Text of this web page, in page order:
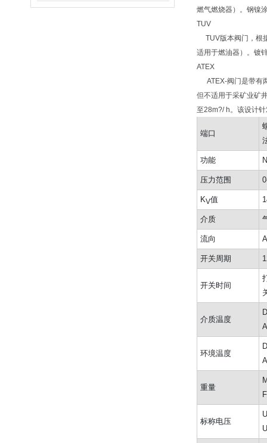
燃气燃烧器）。钢镍
TUV
TUV版本阀门，根
适用于燃油器）。镀
ATEX
ATEX-阀门是带有
但不适用于采矿业矿
至28m?/ h。该设计
端口
功能
压力范围
KV值
介质
流向
开关周期
开关时间
介质温度
环境温度
重量
标称电压
U
U